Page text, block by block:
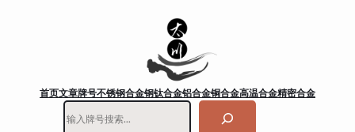
首页文章牌号不锈钢合金钢钛合金铝合金铜合金高温合金精密合金